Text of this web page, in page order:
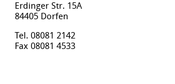
Erdinger Str. 15A
84405 Dorfen
Tel. 08081 2142
Fax 08081 4533